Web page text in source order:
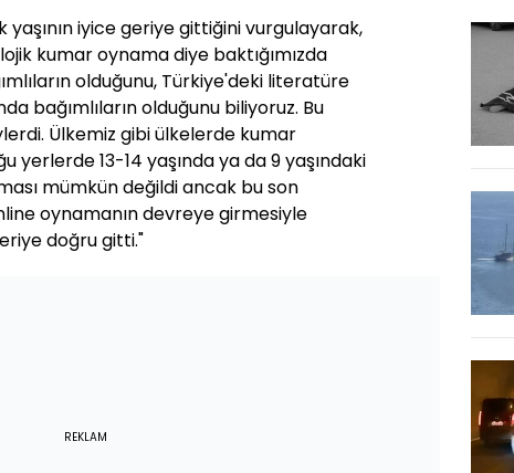
yaşının iyice geriye gittiğini vurgulayarak,
kumar oynama diye baktığımızda
olduğunu, Türkiye'deki literatüre
bağımlıların olduğunu biliyoruz. Bu
Ülkemiz gibi ülkelerde kumar
yerlerde 13-14 yaşında ya da 9 yaşındaki
mümkün değildi ancak bu son
oynamanın devreye girmesiyle
doğru gitti."
REKLAM